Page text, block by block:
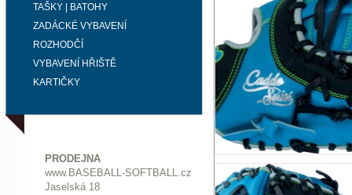
TAŠKY | BATOHY
ZADÁCKÉ VYBAVENÍ
ROZHODČÍ
VYBAVENÍ HŘIŠTĚ
KARTIČKY
PRODEJNA
www.BASEBALL-SOFTBALL.cz
Jaselská 18